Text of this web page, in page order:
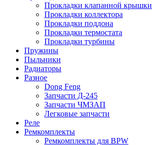
Прокладки клапанной крышки
Прокладки коллектора
Прокладки поддона
Прокладки термостата
Прокладки турбины
Пружины
Пыльники
Радиаторы
Разное
Dong Feng
Запчасти Д-245
Запчасти ЧМЗАП
Легковые запчасти
Реле
Ремкомплекты
Ремкомплекты для BPW